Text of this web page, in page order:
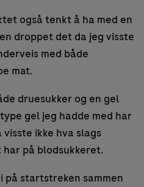
også tenkt å ha med en
droppet det da jeg visste
med både
mat.
druesukker og en gel
gel jeg hadde med har
ikke hva slags
på blodsukkeret.
på startstreken sammen